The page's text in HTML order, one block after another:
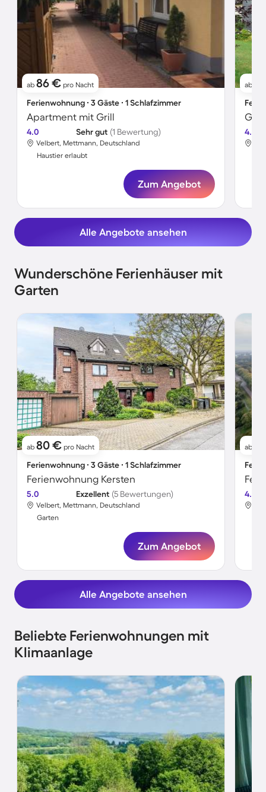
ab 86 € pro Nacht
Ferienwohnung ∙ 3 Gäste ∙ 1 Schlafzimmer
Apartment mit Grill
4.0 Sehr gut (1 Bewertung)
Velbert, Mettmann, Deutschland
Haustier erlaubt
Zum Angebot
ab
4.8
Alle Angebote ansehen
Wunderschöne Ferienhäuser mit
Garten
ab 80 € pro Nacht
Ferienwohnung ∙ 3 Gäste ∙ 1 Schlafzimmer
Ferienwohnung Kersten
5.0 Exzellent (5 Bewertungen)
Velbert, Mettmann, Deutschland
Garten
Zum Angebot
ab
4.4
Alle Angebote ansehen
Beliebte Ferienwohnungen mit
Klimaanlage